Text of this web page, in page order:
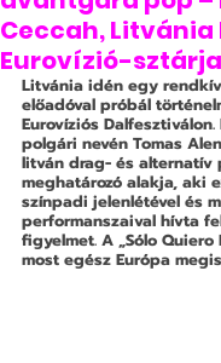
Ceccah,
Eurovízió-
Litvánia idén egy
előadóval próbál
Eurovíziós
polgári nevén Tomas
litván drag- és alternatív
meghatározó alakja, aki
színpadi jelenlétével és
performanszaival hívta
figyelmet. A „Sólo Quiero
most egész Európa